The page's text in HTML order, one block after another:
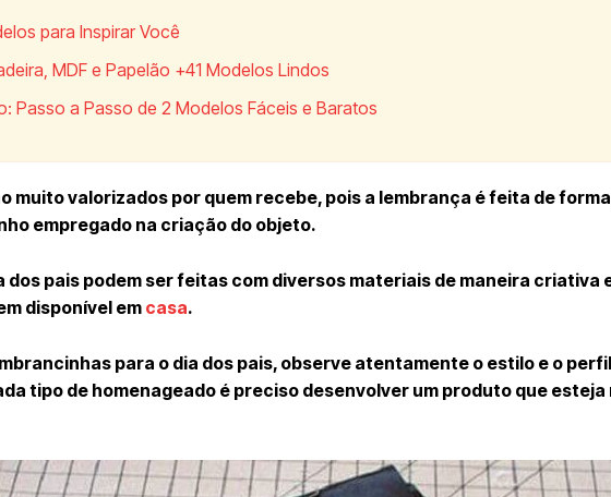
para Inspirar Você
MDF e Papelão +41 Modelos Lindos
Passo a Passo de 2 Modelos Fáceis e Baratos
muito valorizados por quem recebe, pois a lembrança é feita de
empregado na criação do objeto.
dos pais podem ser feitas com diversos materiais de maneira criativa
disponível em casa.
para o dia dos pais, observe atentamente o estilo e o
tipo de homenageado é preciso desenvolver um produto que esteja